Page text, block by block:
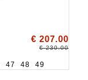
€ 207.00
€ 230.00
47 48 49